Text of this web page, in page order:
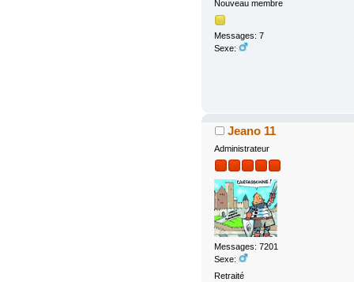
Nouveau membre
Messages: 7
Sexe:
Jeano 11
Administrateur
Messages: 7201
Sexe:
Retraité